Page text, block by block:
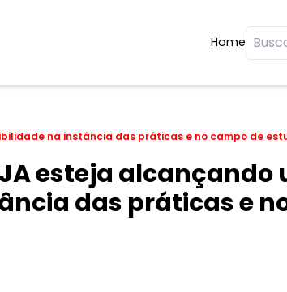
Home
na instância das práticas e no campo de
esteja alcançando
das práticas e